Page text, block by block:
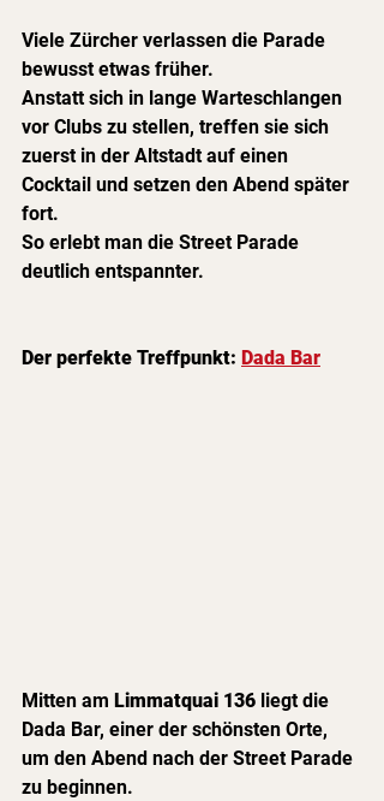
Viele Zürcher verlassen die Parade
bewusst etwas früher.
Anstatt sich in lange Warteschlangen
vor Clubs zu stellen, treffen sie sich
zuerst in der Altstadt auf einen
Cocktail und setzen den Abend später
fort.
So erlebt man die Street Parade
deutlich entspannter.
Der perfekte Treffpunkt: Dada Bar
Mitten am Limmatquai 136 liegt die
Dada Bar, einer der schönsten Orte,
um den Abend nach der Street Parade
zu beginnen.